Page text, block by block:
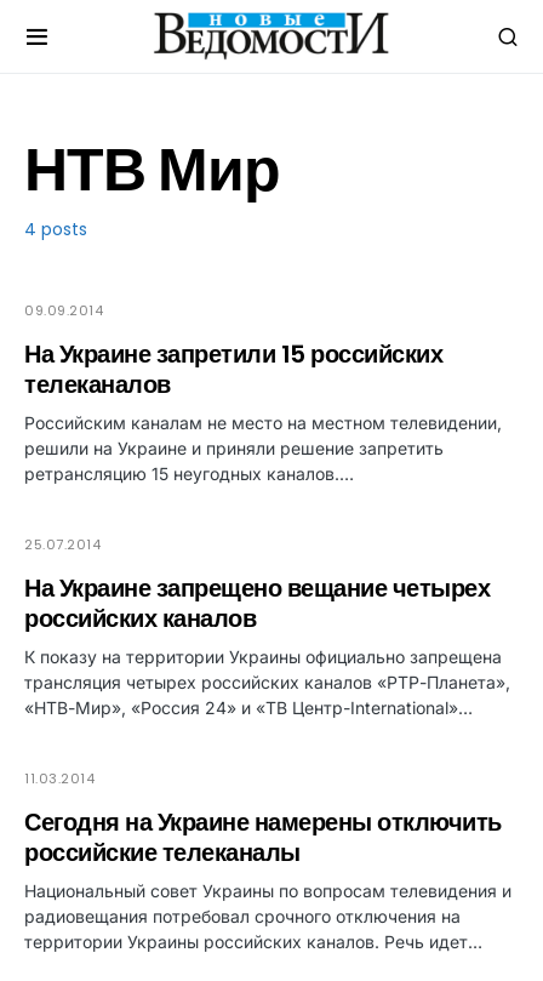
НТВ Мир
4 posts
09.09.2014
На Украине запретили 15 российских
телеканалов
Российским каналам не место на местном телевидении,
решили на Украине и приняли решение запретить
ретрансляцию 15 неугодных каналов.…
25.07.2014
На Украине запрещено вещание четырех
российских каналов
К показу на территории Украины официально запрещена
трансляция четырех российских каналов «РТР-Планета»,
«НТВ-Мир», «Россия 24» и «ТВ Центр-International»…
11.03.2014
Сегодня на Украине намерены отключить
российские телеканалы
Национальный совет Украины по вопросам телевидения и
радиовещания потребовал срочного отключения на
территории Украины российских каналов. Речь идет…